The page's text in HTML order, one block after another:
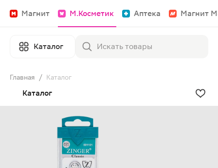
Магнит М.Косметик Аптека Магнит
Каталог
Главная / Каталог
Каталог